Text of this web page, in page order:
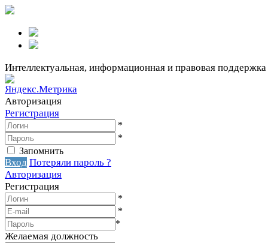
Интеллектуальная, информационная и правовая поддержка
Авторизация
Регистрация
*
*
Запомнить
Вход Потеряли пароль ?
Авторизация
Регистрация
*
*
*
Желаемая должность